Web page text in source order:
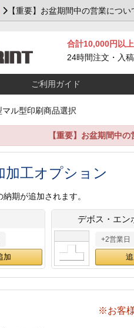
【重要】お盆期間中の営業につい
合計10,000円以
24時間注文・入
ご利用ガイド
型印刷商品選択
【重要】お盆期間中
加工オプション
期が追加されます。
デボス・エン
+2営業日
※お客